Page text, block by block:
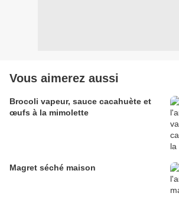
Vous aimerez aussi
Brocoli vapeur, sauce cacahuète et
œufs à la mimolette
Magret séché maison